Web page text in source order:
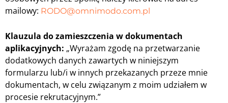
mailowy: RODO@omnimodo.com.pl
Klauzula do zamieszczenia w dokumentach
aplikacyjnych: „Wyrażam zgodę na przetwarzanie
dodatkowych danych zawartych w niniejszym
formularzu lub/i w innych przekazanych przeze mnie
dokumentach, w celu związanym z moim udziałem w
procesie rekrutacyjnym.”